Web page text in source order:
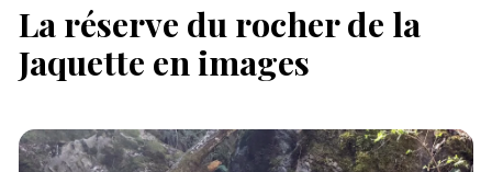
La réserve du rocher de la
Jaquette en images